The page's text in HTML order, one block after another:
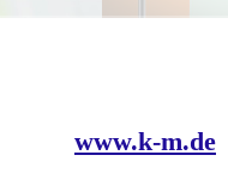
www.k-m.de